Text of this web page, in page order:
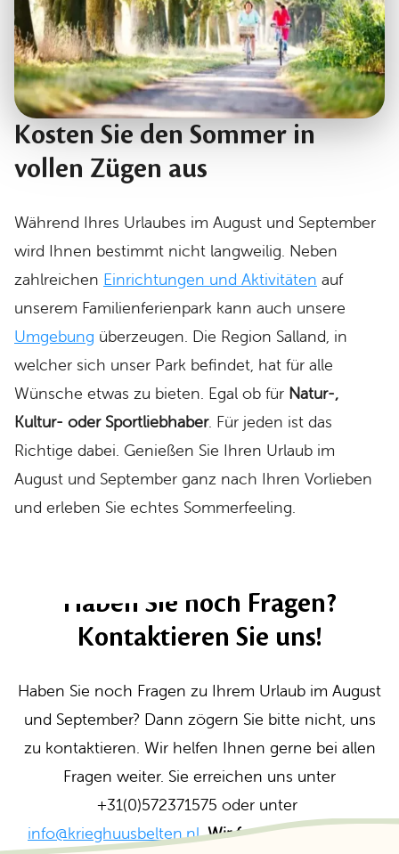
Kosten Sie den Sommer in
vollen Zügen aus
Während Ihres Urlaubes im August und September
wird Ihnen bestimmt nicht langweilig. Neben
zahlreichen Einrichtungen und Aktivitäten auf
unserem Familienferienpark kann auch unsere
Umgebung überzeugen. Die Region Salland, in
welcher sich unser Park befindet, hat für alle
Wünsche etwas zu bieten. Egal ob für Natur-,
Kultur- oder Sportliebhaber. Für jeden ist das
Richtige dabei. Genießen Sie Ihren Urlaub im
August und September ganz nach Ihren Vorlieben
und erleben Sie echtes Sommerfeeling.
Haben Sie noch Fragen?
Kontaktieren Sie uns!
Haben Sie noch Fragen zu Ihrem Urlaub im August
und September? Dann zögern Sie bitte nicht, uns
zu kontaktieren. Wir helfen Ihnen gerne bei allen
Fragen weiter. Sie erreichen uns unter
+31(0)572371575 oder unter
info@krieghuusbelten.nl.Wir freuen uns auf Sie!